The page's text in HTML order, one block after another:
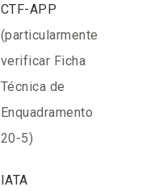
CTF-APP
(particularmente
verificar Ficha
Técnica de
Enquadramento
20-5)
IATA